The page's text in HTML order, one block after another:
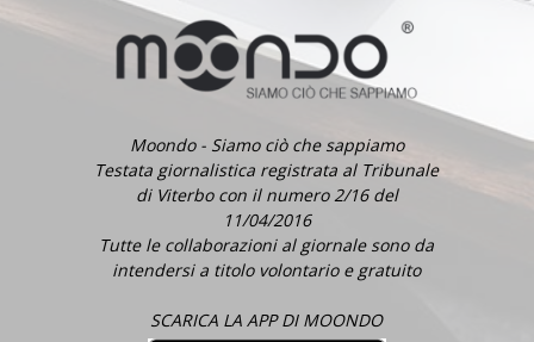
Moondo - Siamo ciò che sappiamo
Testata giornalistica registrata al Tribunale
di Viterbo con il numero 2/16 del
11/04/2016
Tutte le collaborazioni al giornale sono da
intendersi a titolo volontario e gratuito
SCARICA LA APP DI MOONDO